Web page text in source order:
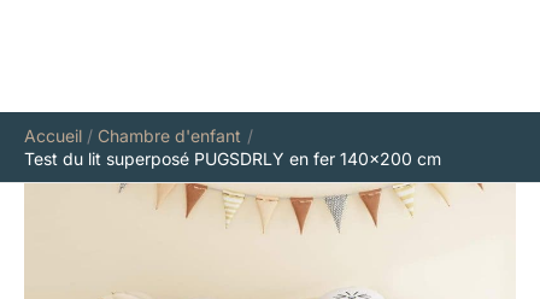
Accueil
Chambre d'enfant
Test du lit superposé PUGSDRLY en fer 140×200 cm